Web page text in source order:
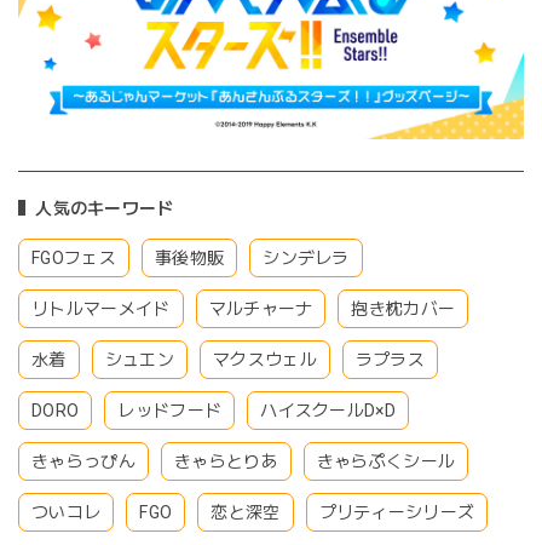
人気のキーワード
FGOフェス 事後物販 シンデレラ
リトルマーメイド マルチャーナ 抱き枕カバー
水着 シュエン マクスウェル ラプラス
DORO レッドフード ハイスクールD×D
きゃらっぴん きゃらとりあ きゃらぷくシール
ついコレ FGO 恋と深空 プリティーシリーズ